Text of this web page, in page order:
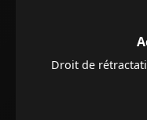
Droit de